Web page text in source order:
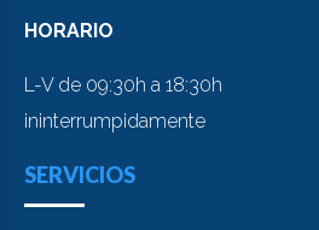
HORARIO
L-V de 09:30h a 18:30h
ininterrumpidamente
SERVICIOS